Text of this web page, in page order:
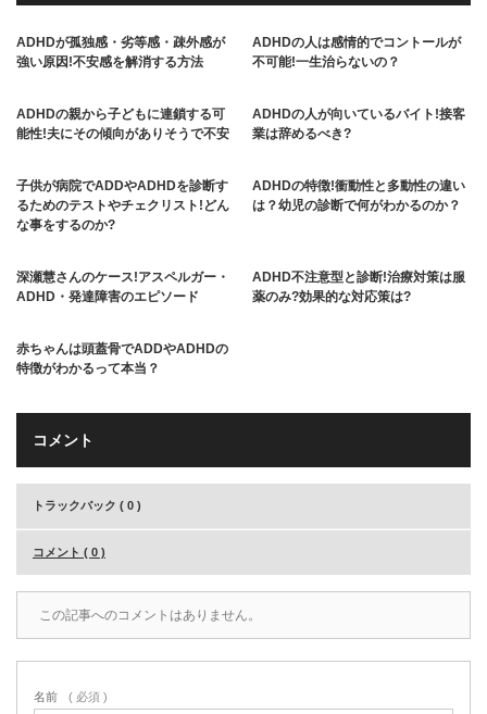
ADHDが孤独感・劣等感・疎外感が
強い原因!不安感を解消する方法
ADHDの人は感情的でコントールが
不可能!一生治らないの？
ADHDの親から子どもに連鎖する可
能性!夫にその傾向がありそうで不安
ADHDの人が向いているバイト!接客
業は辞めるべき?
子供が病院でADDやADHDを診断す
るためのテストやチェクリスト!どん
な事をするのか?
ADHDの特徴!衝動性と多動性の違い
は？幼児の診断で何がわかるのか？
深瀬慧さんのケース!アスペルガー・
ADHD・発達障害のエピソード
ADHD不注意型と診断!治療対策は服
薬のみ?効果的な対応策は?
赤ちゃんは頭蓋骨でADDやADHDの
特徴がわかるって本当？
コメント
トラックバック ( 0 )
コメント ( 0 )
この記事へのコメントはありません。
名前 ( 必須 )